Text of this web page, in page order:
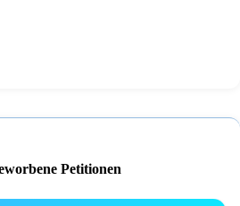
Petitionen